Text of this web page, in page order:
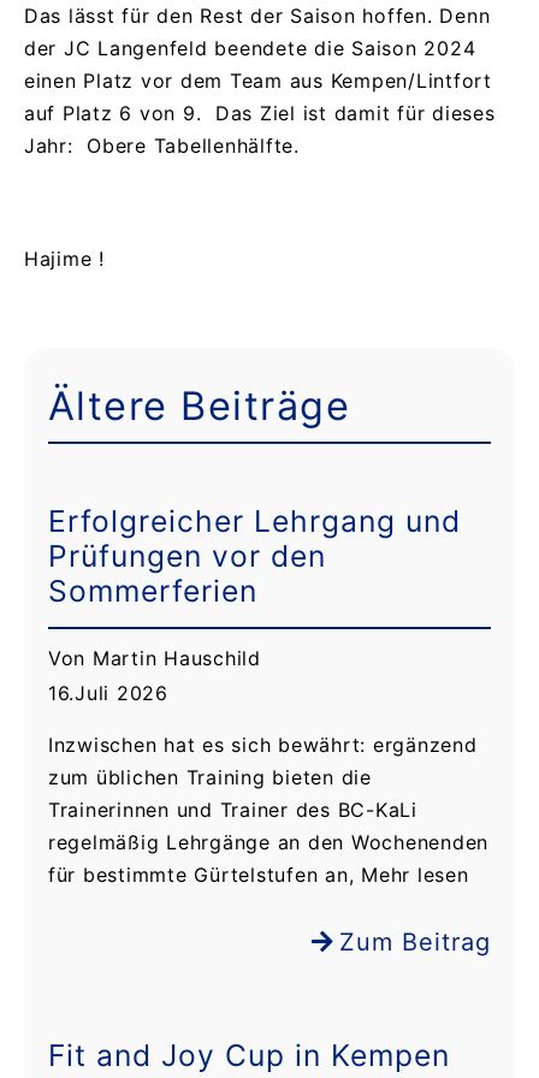
Das lässt für den Rest der Saison hoffen. Denn
der JC Langenfeld beendete die Saison 2024
einen Platz vor dem Team aus Kempen/Lintfort
auf Platz 6 von 9. Das Ziel ist damit für dieses
Jahr: Obere Tabellenhälfte.
Hajime !
Ältere Beiträge
Erfolgreicher Lehrgang und
Prüfungen vor den
Sommerferien
Von Martin Hauschild
16.Juli 2026
Inzwischen hat es sich bewährt: ergänzend
zum üblichen Training bieten die
Trainerinnen und Trainer des BC-KaLi
regelmäßig Lehrgänge an den Wochenenden
für bestimmte Gürtelstufen an, Mehr lesen
Zum Beitrag
Fit and Joy Cup in Kempen